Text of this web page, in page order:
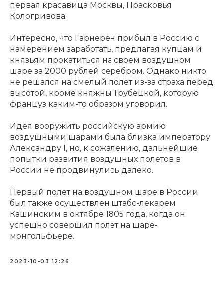
первая красавица Москвы, Прасковья
Кологривова.
Интересно, что Гарнерен прибыл в Россию с
намерением заработать, предлагая купцам и
князьям прокатиться на своем воздушном
шаре за 2000 рублей серебром. Однако никто
не решался на смелый полет из-за страха перед
высотой, кроме княжны Трубецкой, которую
француз каким-то образом уговорил.
Идея вооружить российскую армию
воздушными шарами была близка императору
Александру I, но, к сожалению, дальнейшие
попытки развития воздушных полетов в
России не продвинулись далеко.
Первый полет на воздушном шаре в России
был также осуществлен штабс-лекарем
Кашинским в октябре 1805 года, когда он
успешно совершил полет на шаре-
монгольфьере.
2023-10-03 12:26